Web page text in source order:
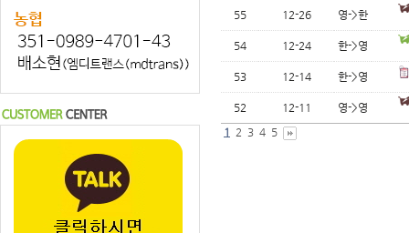
55 12-26 영->한
54 12-24 한->영
53 12-14 한->영
52 12-11
영->영
1
2 3 4 5